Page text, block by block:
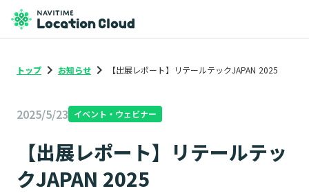
トップ keyboard_arrow_right お知らせ keyboard_arrow_right 【出展レポート】リテールテックJAPAN 2025
2025/5/23 イベント・ウェビナー
【出展レポート】リテールテッ
クJAPAN 2025